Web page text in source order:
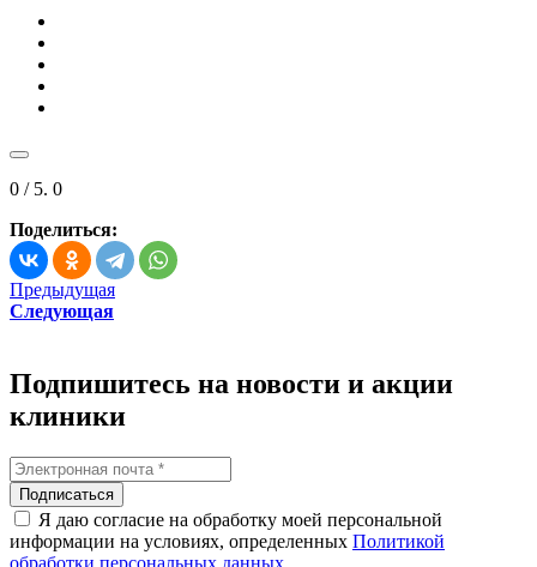
0 / 5. 0
Поделиться:
Предыдущая
Следующая
Подпишитесь на новости и акции
клиники
Подписаться
Я даю согласие на обработку моей персональной
информации на условиях, определенных Политикой
обработки персональных данных